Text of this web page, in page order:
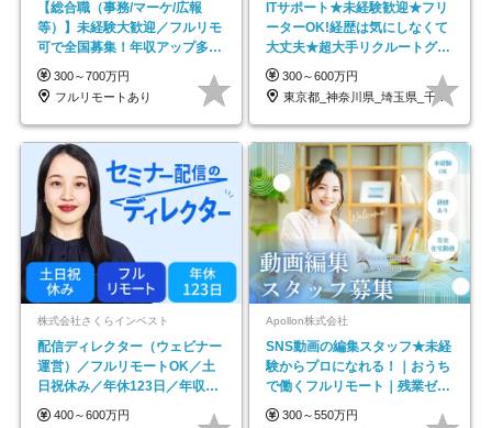
【総合職（事務/マーケ/広報
等）】未経験大歓迎／フルリモ
可で全国募集！年収アップ多数
★年休最大130日★
300～700万円
フルリモートあり
ITサポート★未経験歓迎★フリ
ーターOK!経歴は気にしなくて
大丈夫★超大手リクルートグル
ープの正社員/sg
300～600万円
東京都_神奈川県_埼玉県_千葉県_大阪府…
株式会社さくらインベスト
配信ディレクター（ウェビナー
運営）／フルリモートOK／土
日祝休み／年休123日／年収
600万円可
400～600万円
Apollon株式会社
SNS動画の編集スタッフ★未経
験からプロになれる！｜おうち
で働くフルリモート｜残業ゼロ
で18時退勤◎
300～550万円